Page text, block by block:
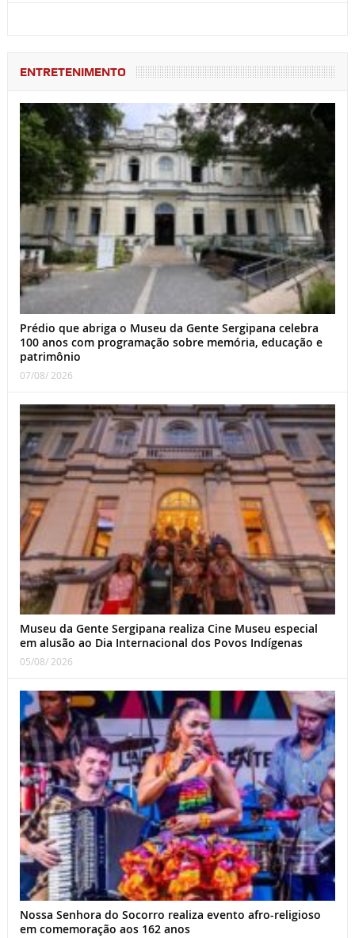
ENTRETENIMENTO
Prédio que abriga o Museu da Gente Sergipana celebra
100 anos com programação sobre memória, educação e
patrimônio
07/08/ 2026
Museu da Gente Sergipana realiza Cine Museu especial
em alusão ao Dia Internacional dos Povos Indígenas
05/08/ 2026
Nossa Senhora do Socorro realiza evento afro-religioso
em comemoração aos 162 anos